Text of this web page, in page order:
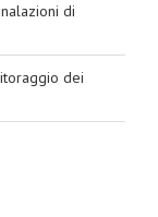
di
dei